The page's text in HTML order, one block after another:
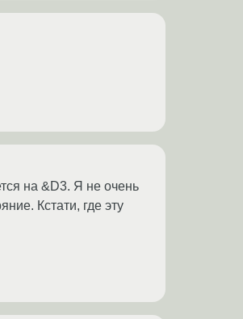
на &D3. Я не очень
Кстати, где эту